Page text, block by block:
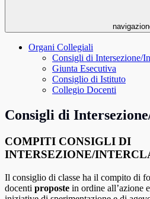
Organi Collegiali
Consigli di Intersezione/
Giunta Esecutiva
Consiglio di Istituto
Collegio Docenti
Consigli di
COMPITI CONSIGLI DI
INTERSEZIONE/
Il consiglio di classe ha il compito di
docenti proposte in ordine all’azione